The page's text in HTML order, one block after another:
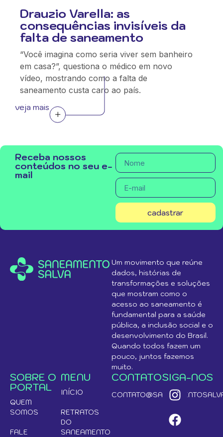
Drauzio Varella: as
consequências invisíveis da
falta de saneamento
“Você imagina como seria viver sem banheiro
em casa?”, questiona o médico em novo
vídeo, mostrando como a falta de
saneamento custa caro ao país.
veja mais
Receba nossos
conteúdos no seu e-
mail
cadastrar
Um movimento que reúne
dados, histórias de
transformações e soluções
que mostram como o
acesso ao saneamento é
fundamental para a saúde
pública, a inclusão social e o
desenvolvimento do Brasil.
Quando todos fazem um
pouco, juntos fazemos
muito.
SOBRE O
PORTAL
QUEM
SOMOS
FALE
MENU
INÍCIO
RETRATOS
DO
SANEAMENTO
CONTATOSIGA-NOS